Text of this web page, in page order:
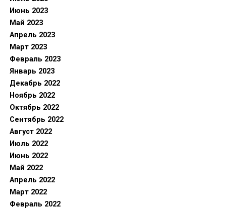
Июнь 2023
Май 2023
Апрель 2023
Март 2023
Февраль 2023
Январь 2023
Декабрь 2022
Ноябрь 2022
Октябрь 2022
Сентябрь 2022
Август 2022
Июль 2022
Июнь 2022
Май 2022
Апрель 2022
Март 2022
Февраль 2022